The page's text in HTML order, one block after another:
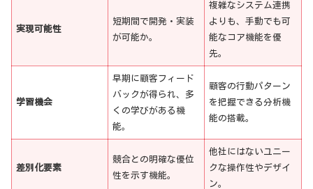
実現可能性
短期間で開発・実装
が可能か。
複雑なシステム連携
よりも、手動でも可
能なコア機能を優
先。
学習機会
早期に顧客フィード
バックが得られ、多
くの学びがある機
能。
顧客の行動パターン
を把握できる分析機
能の搭載。
差別化要素
競合との明確な優位
性を示す機能。
他社にはないユニー
クな操作性やデザイ
ン。